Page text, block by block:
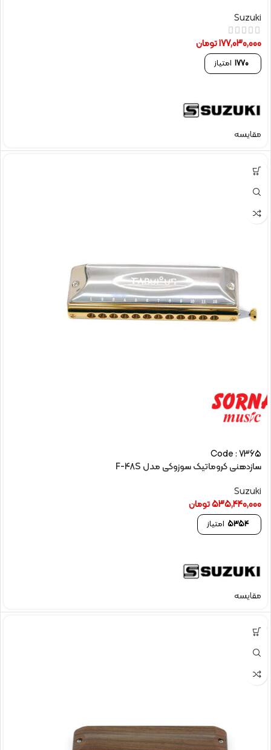
Suzuki
177,030,000تومان
1770 امتیاز
مقایسه
Code : 7365
سازدهنی کروماتیک سوزوکی مدل F-48S
Suzuki
535,440,000تومان
5354 امتیاز
مقایسه